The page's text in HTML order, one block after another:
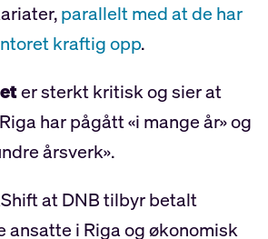
parallelt med at de har
kraftig opp.
er sterkt kritisk og sier at
har pågått «i mange år» og
årsverk».
at DNB tilbyr betalt
ansatte i Riga og økonomisk